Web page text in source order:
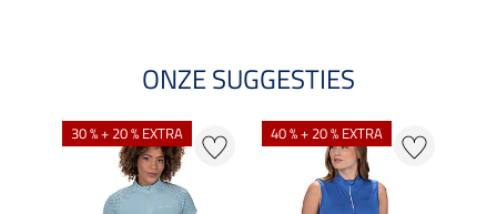
ONZE SUGGESTIES
30 % + 20 % EXTRA 40 % + 20 % EXTRA